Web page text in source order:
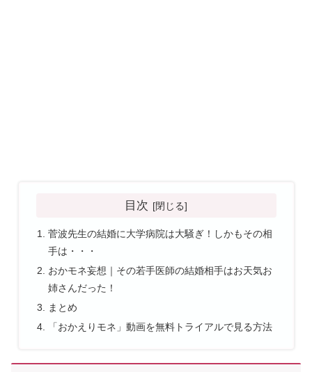
目次
菅波先生の結婚に大学病院は大騒ぎ！しかもその相
手は・・・
おかモネ妄想｜その若手医師の結婚相手はお天気お
姉さんだった！
まとめ
「おかえりモネ」動画を無料トライアルで見る方法